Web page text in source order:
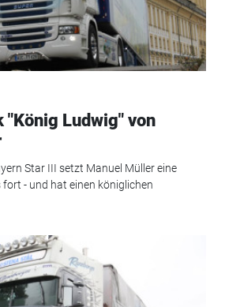
"König Ludwig" von
Star III setzt Manuel Müller eine
fort - und hat einen königlichen